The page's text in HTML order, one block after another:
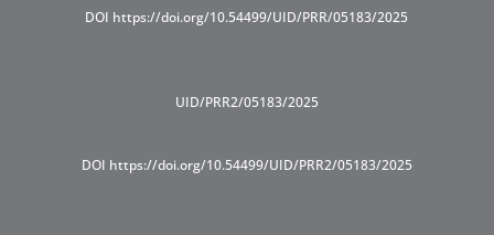
DOI https://doi.org/10.54499/UID/PRR/05183/2025
UID/PRR2/05183/2025
DOI https://doi.org/10.54499/UID/PRR2/05183/2025